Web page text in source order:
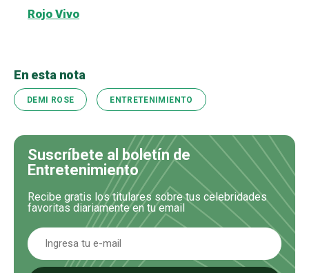
Rojo Vivo
En esta nota
DEMI ROSE ENTRETENIMIENTO
Suscríbete al boletín de
Entretenimiento
Recibe gratis los titulares sobre tus celebridades
favoritas diariamente en tu email